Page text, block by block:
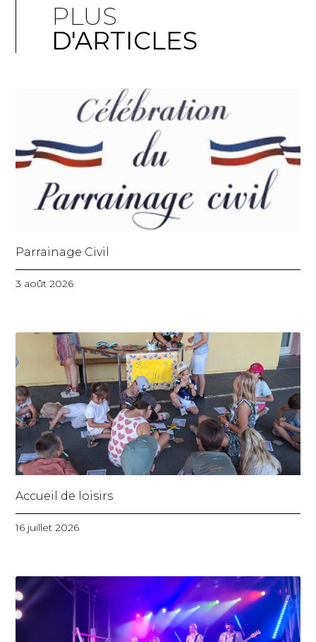
PLUS
D'ARTICLES
Parrainage Civil
3 août 2026
Accueil de loisirs
16 juillet 2026